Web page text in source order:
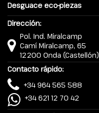
Desguace eco-piezas
Dirección:
Pol. Ind. Miralcamp
Camí Miralcamp, 65
12200 Onda (Castellón)
Contacto rápido:
+34 964 565 588
+34 621 12 70 42